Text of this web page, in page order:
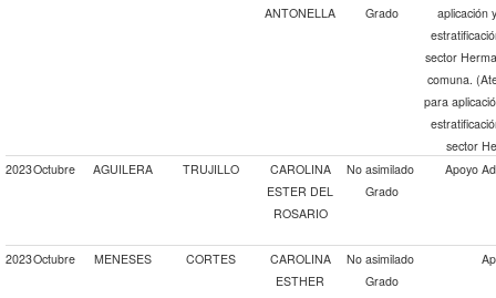
ANTONELLA
Grado
aplicación
sector
comuna.
para
sector
2023Octubre AGUILERA TRUJILLO
CAROLINA
ESTER DEL
ROSARIO
No asimilado
Grado
Apoyo
2023Octubre MENESES CORTES
CAROLINA
ESTHER
No asimilado
Grado